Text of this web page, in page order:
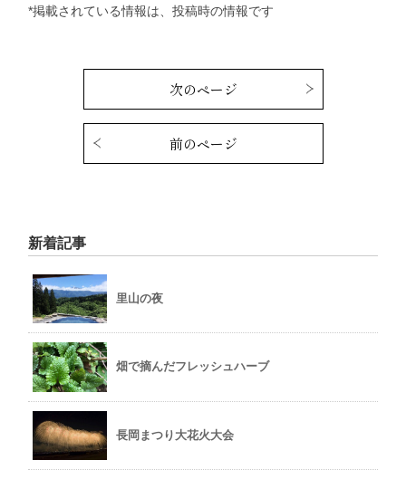
*掲載されている情報は、投稿時の情報です
次のページ
前のページ
新着記事
里山の夜
畑で摘んだフレッシュハーブ
長岡まつり大花火大会